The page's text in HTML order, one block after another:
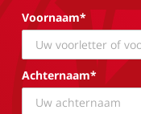
Voornaam*
Achternaam*